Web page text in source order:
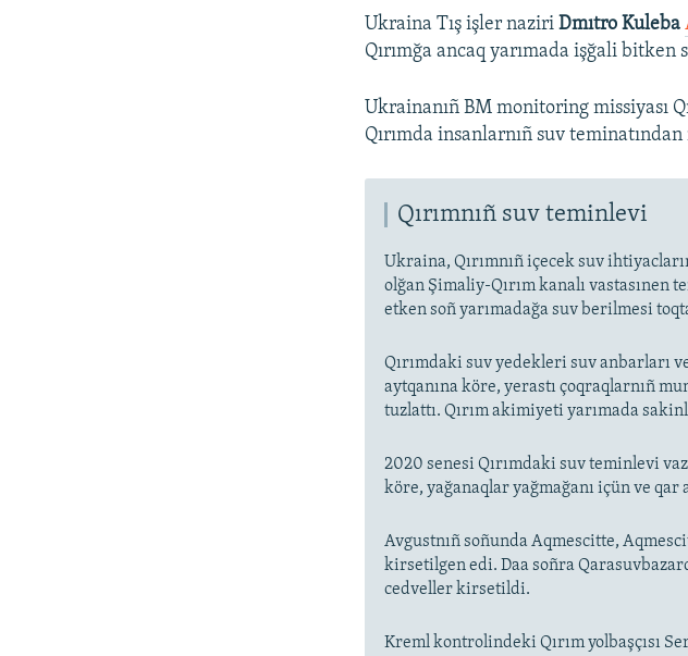
Ukraina Tış işler naziri Dmıtro Kuleba
Qırımğa ancaq yarımada işğali
Ukrainanıñ BM monitoring missiyası
Qırımda insanlarnıñ suv
Qırımnıñ suv teminlevi
Ukraina, Qırımnıñ içecek suv
olğan Şimaliy-Qırım kanalı vastasınen
etken soñ yarımadağa suv berilmesi
Qırımdaki suv yedekleri suv anbarları
aytqanına köre, yerastı çoqraqlarnıñ
tuzlattı. Qırım akimiyeti yarımada
2020 senesi Qırımdaki suv teminlevi
köre, yağanaqlar yağmağanı içün ve qar
Avgustnıñ soñunda Aqmescitte,
kirsetilgen edi. Daa soñra
cedveller kirsetildi.
Kreml kontrolindeki Qırım yolbaşçısı